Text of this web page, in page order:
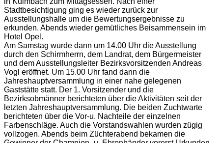
Stadtbesichtigung ging es wieder zurück zur
Ausstellungshalle um die Bewertungsergebnisse zu
erkunden. Abends wieder gemütliches Beisammensein im
Hotel Opel.
Am Samstag wurde dann um 14.00 Uhr die Ausstellung
durch den Schirmherrn, dem Landrat, dem Bürgermeister
und dem Ausstellungsleiter Bezirksvorsitzenden Andreas
Vogl eröffnet. Um 15.00 Uhr fand dann die
Jahreshauptversammlung in einer nahe gelegenen
Gaststätte statt. Der 1. Vorsitzender und die
Bezirksobmänner berichteten über die Aktivitäten seit der
letzten Jahreshauptversammlung. Die beiden Zuchtwarte
berichteten über die Vor-u. Nachteile der einzelnen
Farbenschläge. Auch die Vorstandswahlen wurden zügig
vollzogen. Abends beim Züchterabend bekamen die